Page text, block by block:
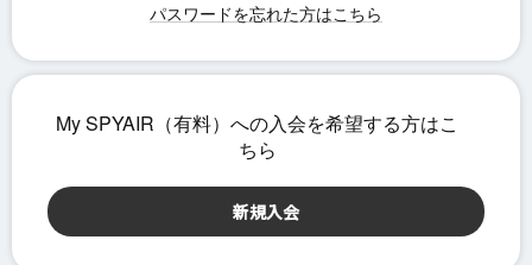
パスワードを忘れた方はこちら